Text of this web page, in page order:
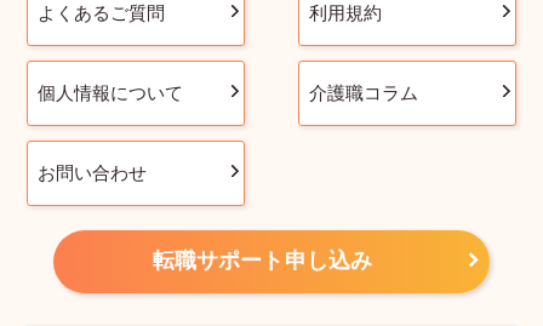
よくあるご質問 利用規約
個人情報について 介護職コラム
お問い合わせ
転職サポート申し込み